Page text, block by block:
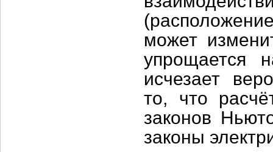
может
упрощается
исчезает
то, что
законов
законы